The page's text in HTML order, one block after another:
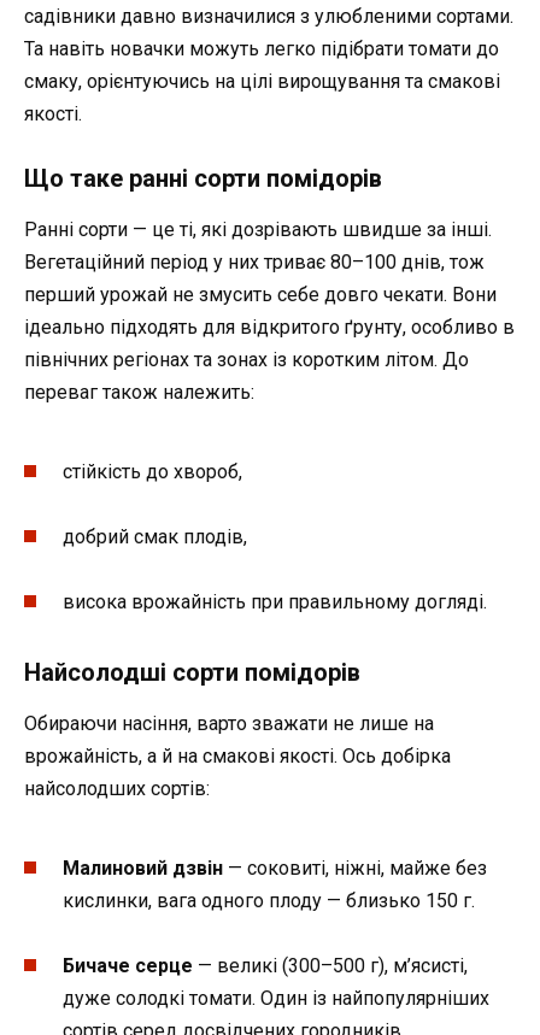
садівники давно визначилися з улюбленими сортами.
Та навіть новачки можуть легко підібрати томати до
смаку, орієнтуючись на цілі вирощування та смакові
якості.
Що таке ранні сорти помідорів
Ранні сорти — це ті, які дозрівають швидше за інші.
Вегетаційний період у них триває 80–100 днів, тож
перший урожай не змусить себе довго чекати. Вони
ідеально підходять для відкритого ґрунту, особливо в
північних регіонах та зонах із коротким літом. До
переваг також належить:
стійкість до хвороб,
добрий смак плодів,
висока врожайність при правильному догляді.
Найсолодші сорти помідорів
Обираючи насіння, варто зважати не лише на
врожайність, а й на смакові якості. Ось добірка
найсолодших сортів:
Малиновий дзвін — соковиті, ніжні, майже без
кислинки, вага одного плоду — близько 150 г.
Бичаче серце — великі (300–500 г), м’ясисті,
дуже солодкі томати. Один із найпопулярніших
сортів серед досвідчених городників.